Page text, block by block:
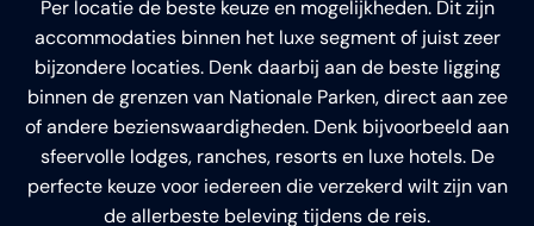
Per locatie de beste keuze en mogelijkheden. Dit zijn
accommodaties binnen het luxe segment of juist zeer
bijzondere locaties. Denk daarbij aan de beste ligging
binnen de grenzen van Nationale Parken, direct aan zee
of andere bezienswaardigheden. Denk bijvoorbeeld aan
sfeervolle lodges, ranches, resorts en luxe hotels. De
perfecte keuze voor iedereen die verzekerd wilt zijn van
de allerbeste beleving tijdens de reis.